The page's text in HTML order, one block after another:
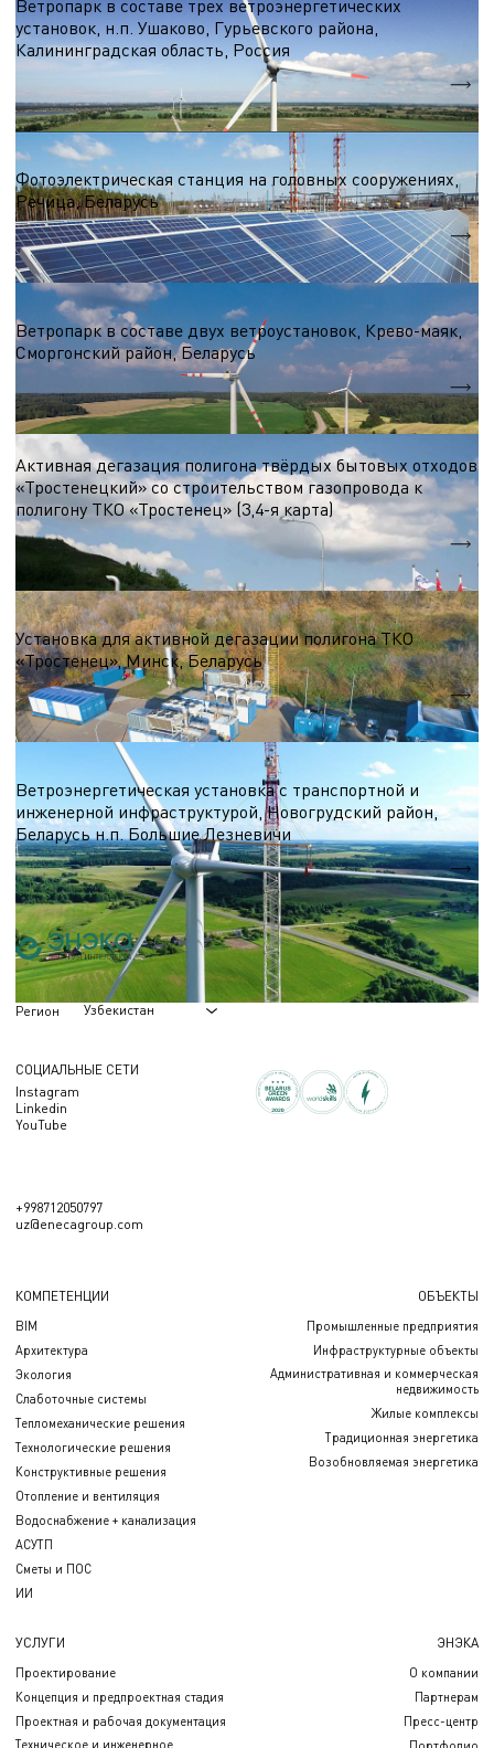
Ветропарк в составе трех ветроэнергетических
установок, н.п. Ушаково, Гурьевского района,
Калининградская область, Россия
Солнечные электростанции
Фотоэлектрическая станция на головных сооружениях,
Речица, Беларусь
Nэл.
55,6 МВт
Ветроэнергетика
Ветропарк в составе двух ветроустановок, Крево-маяк,
Сморгонский район, Беларусь
1,2 МВт
Активная дегазация полигона твёрдых бытовых отходов
«Тростенецкий» со строительством газопровода к
полигону ТКО «Тростенец» (3,4-я карта)
Nэл.
Биогазовые комплексы
Установка для активной дегазации полигона ТКО
«Тростенец», Минск, Беларусь
Nэл.
3,0 МВт
Ветроэнергетика
Ветроэнергетическая установка с транспортной и
инженерной инфраструктурой, Новогрудский район,
Беларусь н.п. Большие Лезневичи
Nэл.
3,3 МВт
Регион Узбекистан
СОЦИАЛЬНЫЕ СЕТИ
Instagram
Linkedin
YouTube
+998712050797
uz@enecagroup.com
КОМПЕТЕНЦИИ
BIM
Архитектура
Экология
Слаботочные системы
Тепломеханические решения
Технологические решения
Конструктивные решения
Отопление и вентиляция
Водоснабжение + канализация
АСУТП
Сметы и ПОС
ИИ
ОБЪЕКТЫ
Промышленные предприятия
Инфраструктурные объекты
Административная и коммерческая
недвижимость
Жилые комплексы
Традиционная энергетика
Возобновляемая энергетика
УСЛУГИ
Проектирование
Концепция и предпроектная стадия
Проектная и рабочая документация
Техническое и инженерное
ЭНЭКА
О компании
Партнерам
Пресс-центр